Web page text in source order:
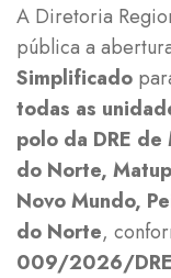
A Diretoria
pública a
Simplificado
todas as
polo da DRE
do Norte,
Novo Mundo,
do Norte,
009/2026/